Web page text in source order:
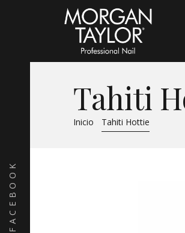
FACEBOOK
Tahiti
Inicio Tahiti Hottie